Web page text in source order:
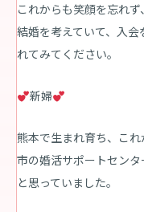
これからも笑顔を忘れず
結婚を考えていて、入
れてみてください。
新婦
熊本で生まれ育ち、こ
市の婚活サポートセン
と思っていました。